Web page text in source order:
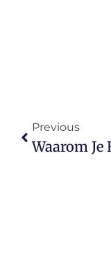
Previous